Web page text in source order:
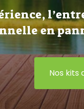
en
Nos kits